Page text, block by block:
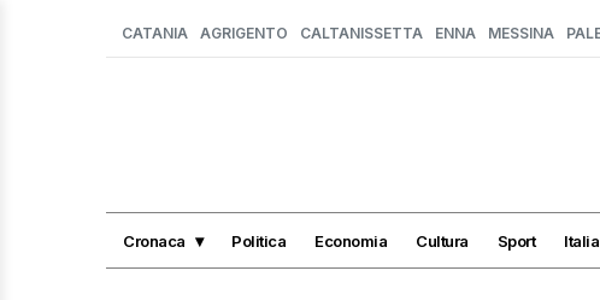
CATANIA AGRIGENTO CALTANISSETTA ENNA MESSINA
Cronaca Politica Economia Cultura Sport Italia